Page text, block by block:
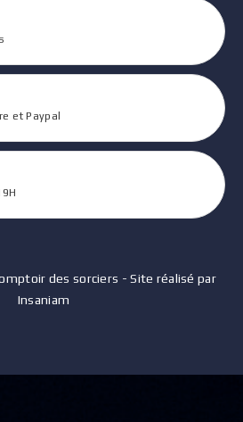
et Paypal
des sorciers - Site réalisé par
Insaniam